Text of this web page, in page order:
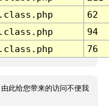
62
94
76
此给您带来的访问不便我